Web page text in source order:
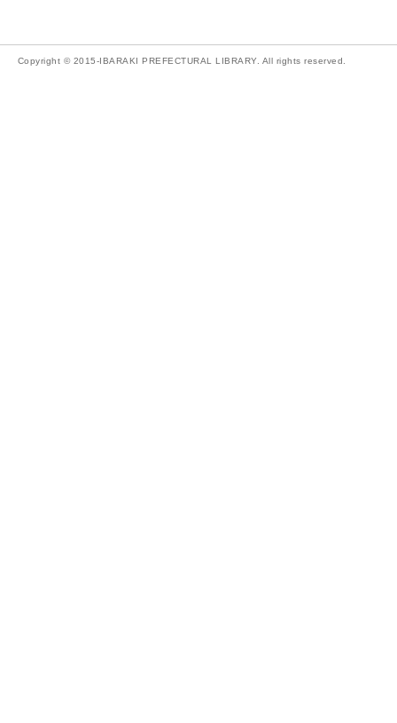
Copyright © 2015-IBARAKI PREFECTURAL LIBRARY. All rights reserved.